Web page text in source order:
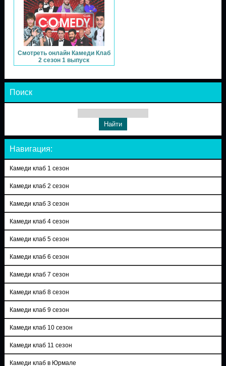
Смотреть онлайн Камеди Клаб
2 сезон 1 выпуск
Поиск
Навигация:
Камеди клаб 1 сезон
Камеди клаб 2 сезон
Камеди клаб 3 сезон
Камеди клаб 4 сезон
Камеди клаб 5 сезон
Камеди клаб 6 сезон
Камеди клаб 7 сезон
Камеди клаб 8 сезон
Камеди клаб 9 сезон
Камеди клаб 10 сезон
Камеди клаб 11 сезон
Камеди клаб в Юрмале